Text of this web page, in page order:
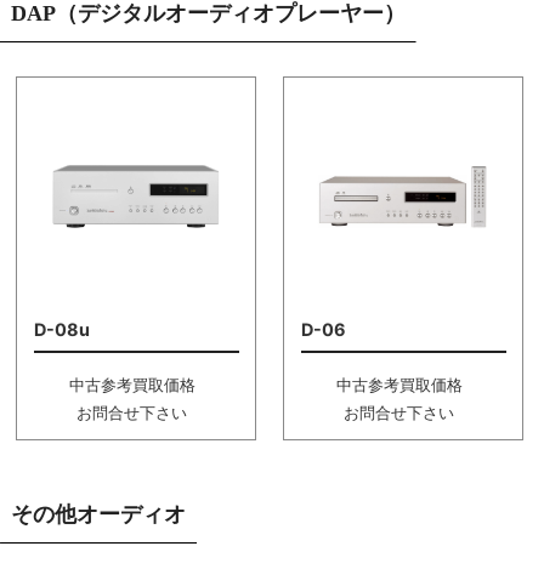
DAP（デジタルオーディオプレーヤー）
D-08u
中古参考買取価格
お問合せ下さい
D-06
中古参考買取価格
お問合せ下さい
その他オーディオ